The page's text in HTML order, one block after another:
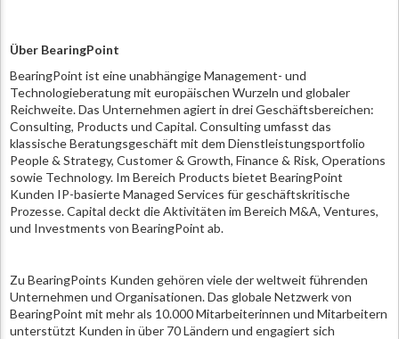
Über BearingPoint
BearingPoint ist eine unabhängige Management- und
Technologieberatung mit europäischen Wurzeln und globaler
Reichweite. Das Unternehmen agiert in drei Geschäftsbereichen:
Consulting, Products und Capital. Consulting umfasst das
klassische Beratungsgeschäft mit dem Dienstleistungsportfolio
People & Strategy, Customer & Growth, Finance & Risk, Operations
sowie Technology. Im Bereich Products bietet BearingPoint
Kunden IP-basierte Managed Services für geschäftskritische
Prozesse. Capital deckt die Aktivitäten im Bereich M&A, Ventures,
und Investments von BearingPoint ab.
Zu BearingPoints Kunden gehören viele der weltweit führenden
Unternehmen und Organisationen. Das globale Netzwerk von
BearingPoint mit mehr als 10.000 Mitarbeiterinnen und Mitarbeitern
unterstützt Kunden in über 70 Ländern und engagiert sich